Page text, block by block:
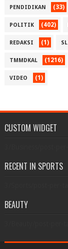
PENDIDIKAN (33)
POLITIK (402)
REDAKSI (1)
TMMDKAL (1216)
VIDEO (1)
CUSTOM WIDGET
RECENT IN SPORTS
BEAUTY